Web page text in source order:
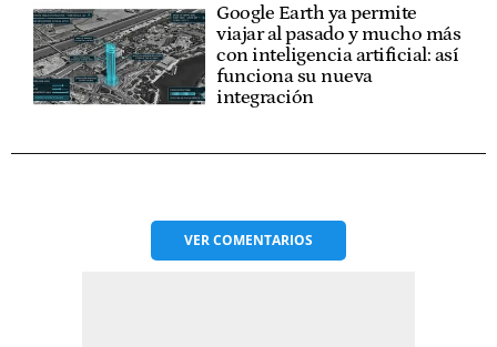
Google Earth ya permite
viajar al pasado y mucho más
con inteligencia artificial: así
funciona su nueva
integración
VERCOMENTARIOS